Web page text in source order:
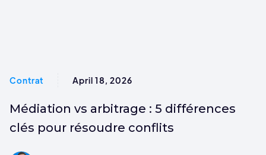
Contrat April 18, 2026
Médiation vs arbitrage : 5 différences
clés pour résoudre conflits